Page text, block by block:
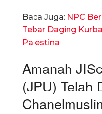
Baca Juga: NPC
Tebar Daging
Palestina
Amanah
(JPU) Telah